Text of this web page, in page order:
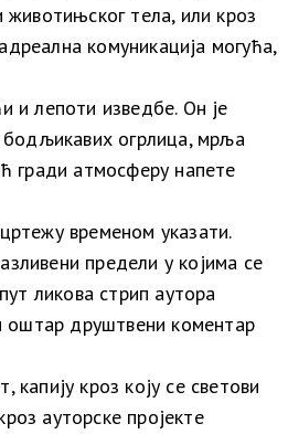
животињског тела, или кроз
комуникација могућа,
и лепоти изведбе. Он је
бодљикавих огрлица, мрља
гради атмосферу напете
временом указати.
предели у којима се
ликова стрип аутора
оштар друштвени коментар
кроз коју се светови
ауторске пројекте